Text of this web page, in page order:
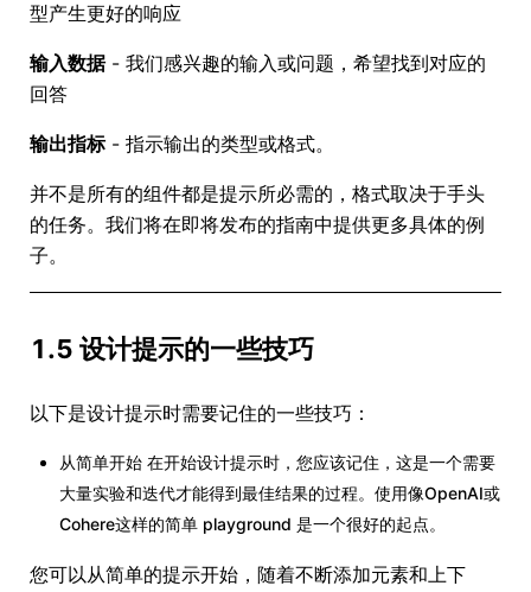
型产生更好的响应
输入数据- 我们感兴趣的输入或问题，希望找到对应的
回答
输出指标- 指示输出的类型或格式。
并不是所有的组件都是提示所必需的，格式取决于手头
的任务。我们将在即将发布的指南中提供更多具体的例
子。
1.5 设计提示的一些技巧
以下是设计提示时需要记住的一些技巧：
从简单开始 在开始设计提示时，您应该记住，这是一个需要
大量实验和迭代才能得到最佳结果的过程。使用像OpenAI或
Cohere这样的简单 playground 是一个很好的起点。
您可以从简单的提示开始，随着不断添加元素和上下